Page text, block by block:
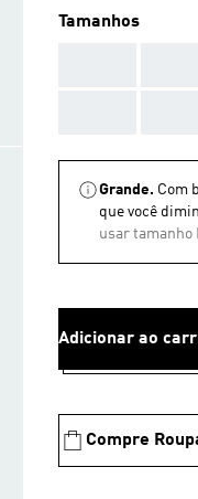
Tamanhos
Grande. Com
que você
usar tamanho
Adicionar ao
Compre